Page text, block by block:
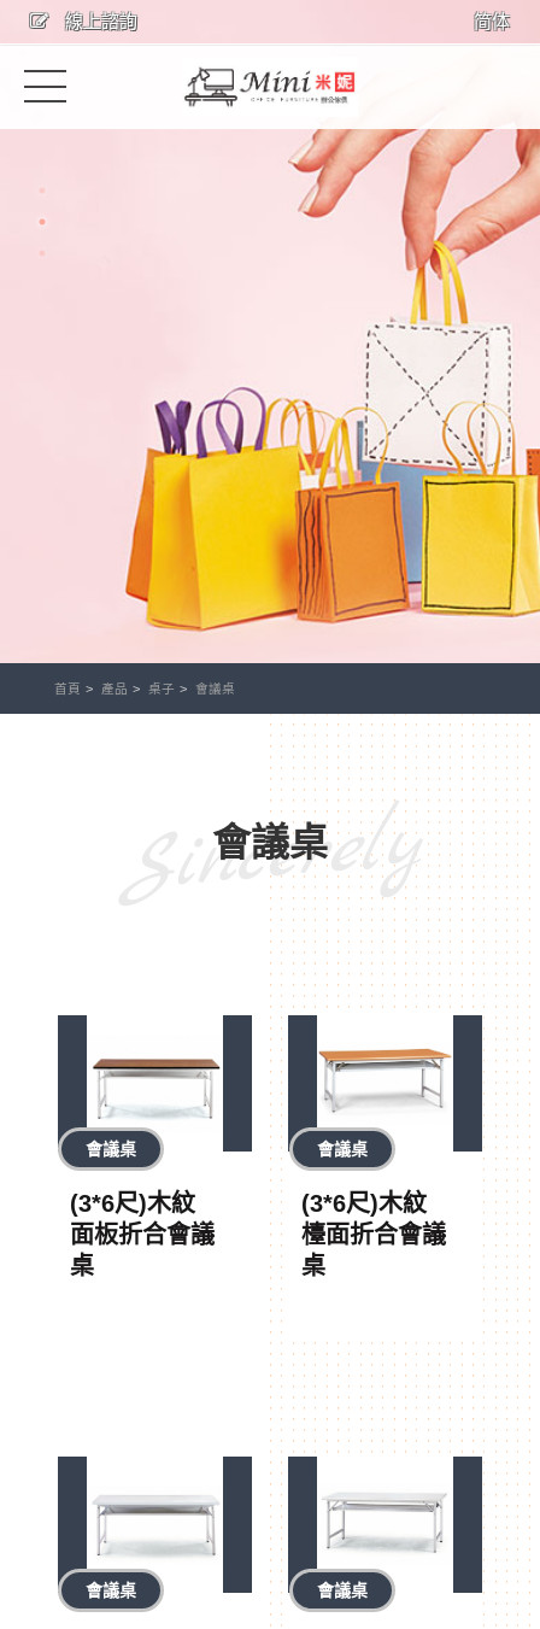
線上諮詢 简体
首頁 產品 桌子 會議桌
會議桌
Sincerely
會議桌
(3*6尺)木紋
面板折合會議
桌
會議桌
(3*6尺)木紋
檯面折合會議
桌
會議桌 會議桌